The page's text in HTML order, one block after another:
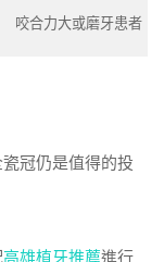
咬合力大或磨牙患者
冠仍是值得的投
高雄植牙推薦進行